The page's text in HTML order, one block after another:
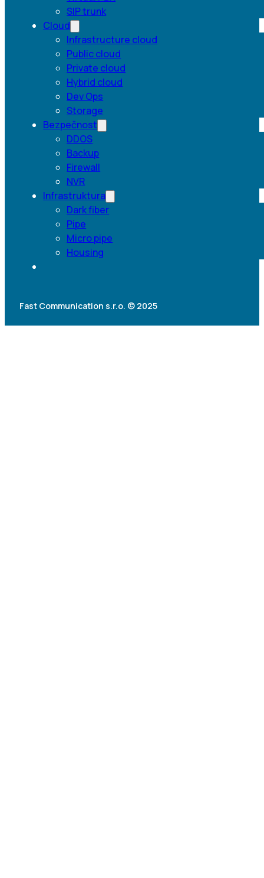
SIP trunk
Cloud
Infrastructure cloud
Public cloud
Private cloud
Hybrid cloud
Dev Ops
Storage
Bezpečnost
DDOS
Backup
Firewall
NVR
Infrastruktura
Dark fiber
Pipe
Micro pipe
Housing
Fast Communication s.r.o. © 2025